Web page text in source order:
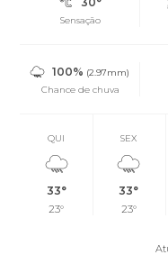
Sensação
100% (2.97mm)
Chance de chuva
QUI
33°
23°
SEX
33°
23°